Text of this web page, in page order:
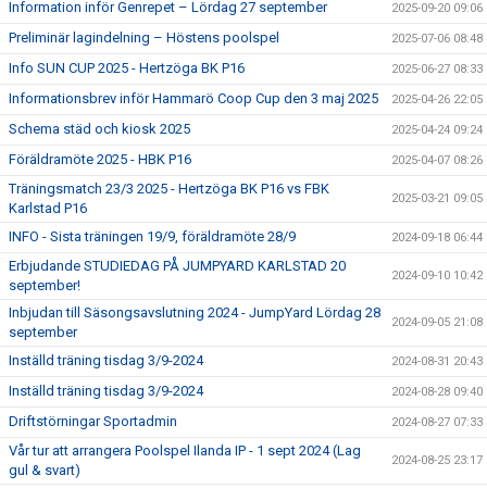
Information inför Genrepet – Lördag 27 september 2025-09-20 09:06
Preliminär lagindelning – Höstens poolspel 2025-07-06 08:48
Info SUN CUP 2025 - Hertzöga BK P16 2025-06-27 08:33
Informationsbrev inför Hammarö Coop Cup den 3 maj 2025 2025-04-26 22:05
Schema städ och kiosk 2025 2025-04-24 09:24
Föräldramöte 2025 - HBK P16 2025-04-07 08:26
Träningsmatch 23/3 2025 - Hertzöga BK P16 vs FBK
Karlstad P16
2025-03-21 09:05
INFO - Sista träningen 19/9, föräldramöte 28/9 2024-09-18 06:44
Erbjudande STUDIEDAG PÅ JUMPYARD KARLSTAD 20
september!
2024-09-10 10:42
Inbjudan till Säsongsavslutning 2024 - JumpYard Lördag 28
september
2024-09-05 21:08
Inställd träning tisdag 3/9-2024 2024-08-31 20:43
Inställd träning tisdag 3/9-2024 2024-08-28 09:40
Driftstörningar Sportadmin 2024-08-27 07:33
Vår tur att arrangera Poolspel Ilanda IP - 1 sept 2024 (Lag
gul & svart)
2024-08-25 23:17